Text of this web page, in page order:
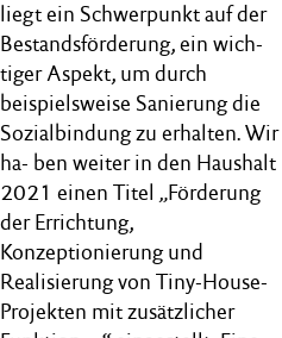
liegt ein Schwerpunkt auf der
Bestandsförderung, ein wich-
tiger Aspekt, um durch
beispielsweise Sanierung die
Sozialbindung zu erhalten. Wir
ha- ben weiter in den Haushalt
2021 einen Titel „Förderung
der Errichtung,
Konzeptionierung und
Realisierung von Tiny-House-
Projekten mit zusätzlicher